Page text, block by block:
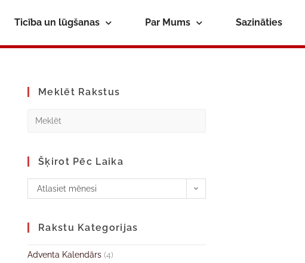
Ticība un lūgšanas Par Mums Sazināties
Meklēt Rakstus
Šķirot Pēc Laika
Atlasiet mēnesi
Rakstu Kategorijas
Adventa Kalendārs (4)